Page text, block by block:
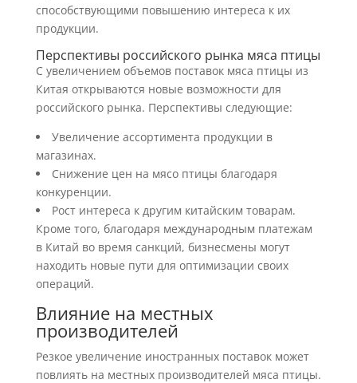
способствующими повышению интереса к их
продукции.
Перспективы российского рынка мяса птицы
С увеличением объемов поставок мяса птицы из
Китая открываются новые возможности для
российского рынка. Перспективы следующие:
Увеличение ассортимента продукции в
магазинах.
Снижение цен на мясо птицы благодаря
конкуренции.
Рост интереса к другим китайским товарам.
Кроме того, благодаря международным платежам
в Китай во время санкций, бизнесмены могут
находить новые пути для оптимизации своих
операций.
Влияние на местных
производителей
Резкое увеличение иностранных поставок может
повлиять на местных производителей мяса птицы.